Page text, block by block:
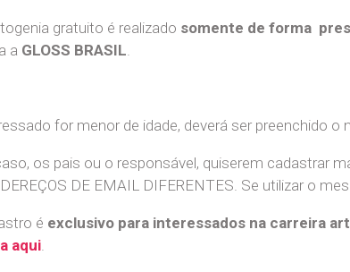
gratuito é realizado somente de forma
a GLOSS BRASIL
for menor de idade, deverá ser preenchido o
os pais ou o responsável, quiserem cadastrar
DE EMAIL DIFERENTES. Se utilizar o
é exclusivo para interessados na carreira
aqui